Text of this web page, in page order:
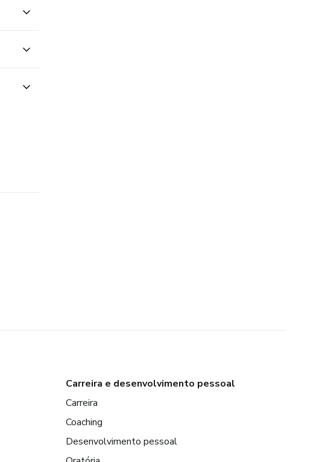
Carreira e desenvolvimento pessoal
Carreira
Coaching
Desenvolvimento pessoal